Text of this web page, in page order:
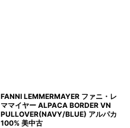
FANNI LEMMERMAYER ファニ・レ
ママイヤー ALPACA BORDER VN
PULLOVER(NAVY/BLUE) アルパカ
100% 美中古